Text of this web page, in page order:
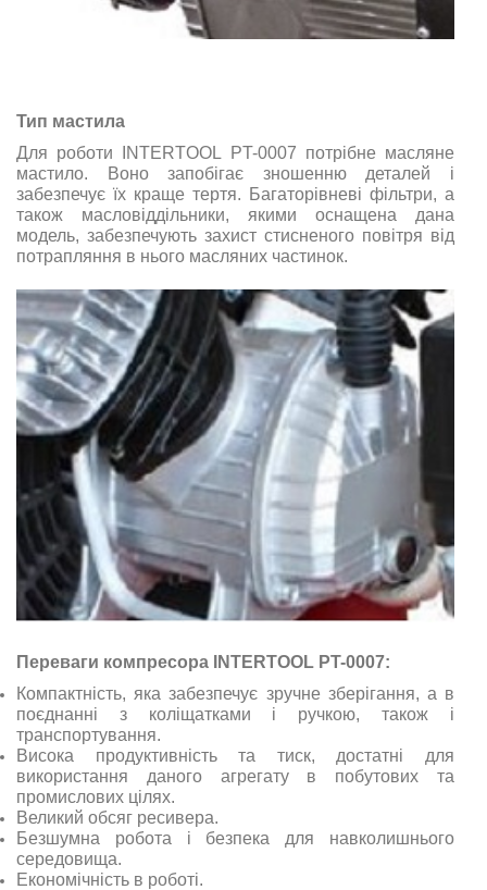
Тип мастила
Для роботи INTERTOOL PT-0007 потрібне масляне
мастило. Воно запобігає зношенню деталей і
забезпечує їх краще тертя. Багаторівневі фільтри, а
також масловіддільники, якими оснащена дана
модель, забезпечують захист стисненого повітря від
потрапляння в нього масляних частинок.
Переваги компресора INTERTOOL PT-0007:
Компактність, яка забезпечує зручне зберігання, а в
поєднанні з коліщатками і ручкою, також і
транспортування.
Висока продуктивність та тиск, достатні для
використання даного агрегату в побутових та
промислових цілях.
Великий обсяг ресивера.
Безшумна робота і безпека для навколишнього
середовища.
Економічність в роботі.